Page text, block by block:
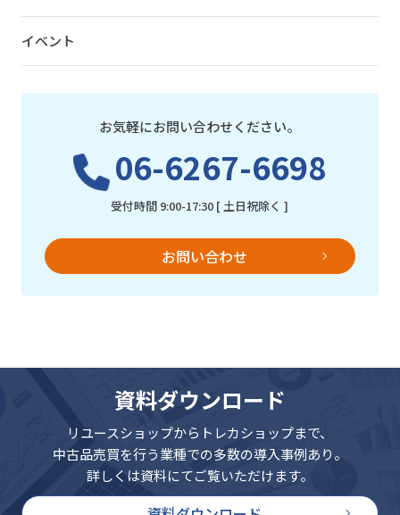
イベント
お気軽にお問い合わせください。
06-6267-6698
受付時間 9:00-17:30 [ 土日祝除く ]
お問い合わせ
資料ダウンロード
リユースショップからトレカショップまで、
中古品売買を行う業種での多数の導入事例あり。
詳しくは資料にてご覧いただけます。